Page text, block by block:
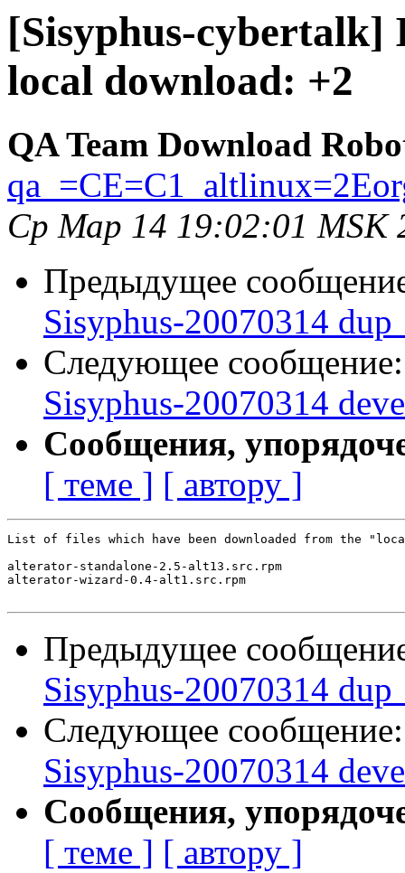
[Sisyphus-cybertalk]
local download: +2
QA Team Download
Ср Мар 14 19:02:01 MSK
Предыдущее
Sisyphus-20070314
Следующее
Sisyphus-20070314
Сообщения,
[ теме ] [ автору ]
List of files which have been downloaded from the
alterator-standalone-2.5-alt13.src.rpm
alterator-wizard-0.4-alt1.src.rpm
Предыдущее
Sisyphus-20070314
Следующее
Sisyphus-20070314
Сообщения,
[ теме ] [ автору ]